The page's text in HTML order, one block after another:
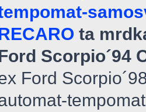
ta
Scorpio´94
Ford